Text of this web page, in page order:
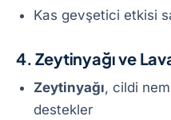
Kas gevşetici etkisi
4. Zeytinyağı ve
Zeytinyağı, cildi
destekler